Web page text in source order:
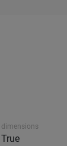
dimensions
True